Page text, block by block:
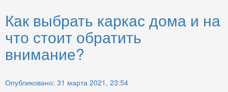
Как выбрать каркас дома и на
что стоит обратить
внимание?
Опубликовано: 31 марта 2021, 23:54